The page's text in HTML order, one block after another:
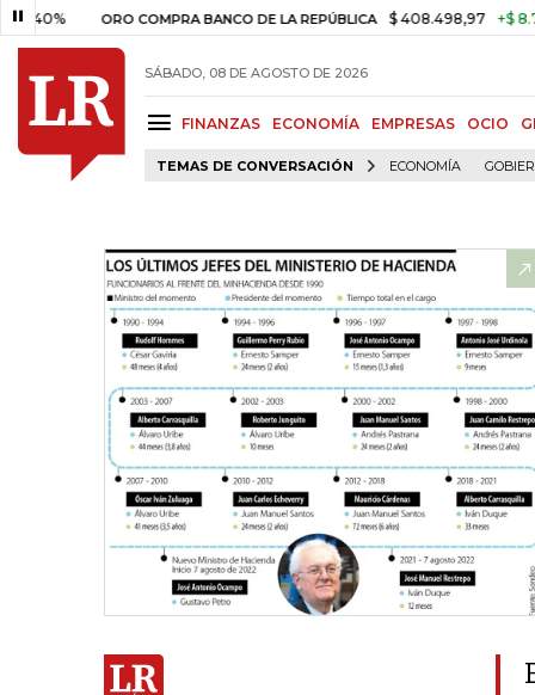
ORO COMPRA BANCO DE LA REPÚBLICA $ 408.498,97 +$ 8.753,81
SÁBADO, 08 DE AGOSTO DE 2026
FINANZAS ECONOMÍA EMPRESAS OCIO
TEMAS DE CONVERSACIÓN ECONOMÍA